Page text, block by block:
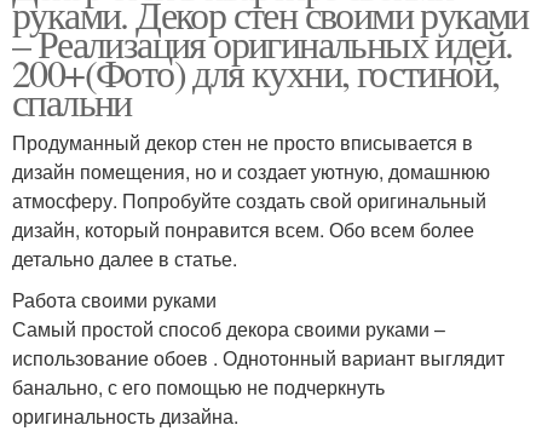
руками. Декор стен своими руками
– Реализация оригинальных идей.
200+(Фото) для кухни, гостиной,
спальни
Продуманный декор стен не просто вписывается в
дизайн помещения, но и создает уютную, домашнюю
атмосферу. Попробуйте создать свой оригинальный
дизайн, который понравится всем. Обо всем более
детально далее в статье.
Работа своими руками
Самый простой способ декора своими руками –
использование обоев . Однотонный вариант выглядит
банально, с его помощью не подчеркнуть
оригинальность дизайна.